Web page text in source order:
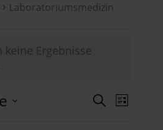
Laboratoriumsmedizin
keine Ergebnisse
SucheListe